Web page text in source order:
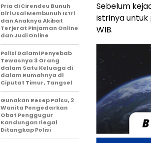
Sebelum
istrinya untuk
WIB.
Pria di Cirendeu Bunuh
Diri Usai Membunuh Istri
dan Anaknya Akibat
Terjerat Pinjaman Online
dan Judi Online
Polisi Dalami Penyebab
Tewasnya 3 Orang
dalam Satu Keluaga di
dalam Rumahnya di
Ciputat Timur, Tangsel
Gunakan Resep Palsu, 2
Wanita Pengedarkan
Obat Penggugur
Kandungan Ilegal
Ditangkap Polisi